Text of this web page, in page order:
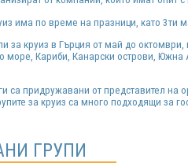
има по време на празници, като 3ти
за круиз в Гърция от май до
море, Кариби, Канарски острови,
са придружавани от представител
за круиз са много подходящи за
ГРУПИ